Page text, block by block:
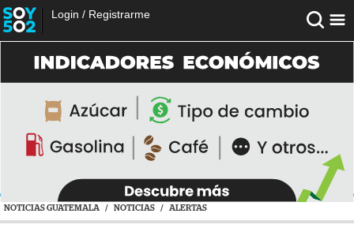
Login / Registrarme
NOTICIAS GUATEMALA / NOTICIAS / ALERTAS